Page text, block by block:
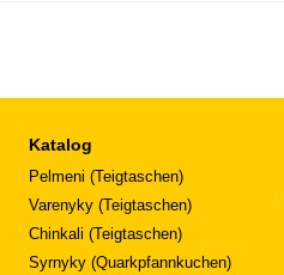
Katalog
Pelmeni (Teigtaschen)
Varenyky (Teigtaschen)
Chinkali (Teigtaschen)
Syrnyky (Quarkpfannkuchen)